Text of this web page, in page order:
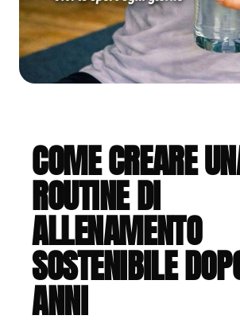
COME CREARE
ROUTINE DI
ALLENAMENTO
SOSTENIBILE
ANNI